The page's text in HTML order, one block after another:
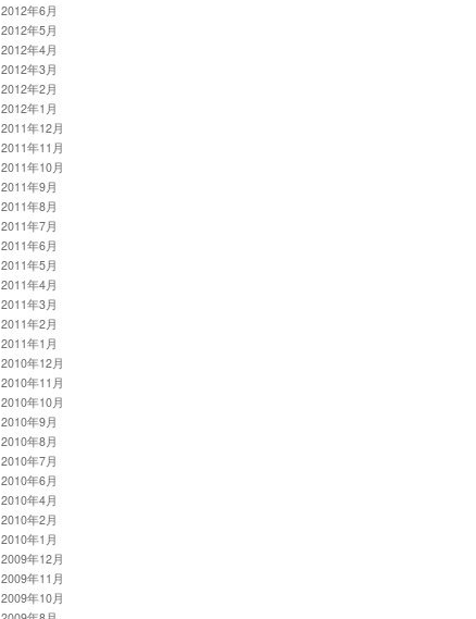
2012年6月
2012年5月
2012年4月
2012年3月
2012年2月
2012年1月
2011年12月
2011年11月
2011年10月
2011年9月
2011年8月
2011年7月
2011年6月
2011年5月
2011年4月
2011年3月
2011年2月
2011年1月
2010年12月
2010年11月
2010年10月
2010年9月
2010年8月
2010年7月
2010年6月
2010年4月
2010年2月
2010年1月
2009年12月
2009年11月
2009年10月